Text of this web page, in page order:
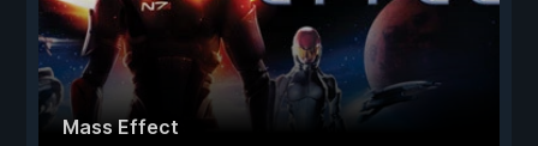
Mass Effect